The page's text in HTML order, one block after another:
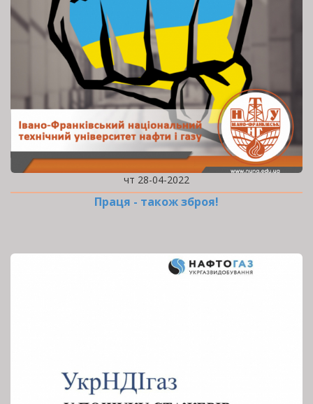
чт 28-04-2022
Праця - також зброя!